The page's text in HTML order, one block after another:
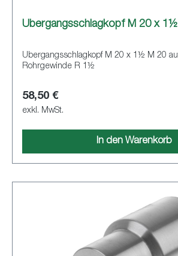
Übergangsschlagkopf M 20 x 1½
Übergangsschlagkopf M 20 x 1½ M 20 auf Innen-
Rohrgewinde R 1½
58,50 €
exkl. MwSt.
In den Warenkorb